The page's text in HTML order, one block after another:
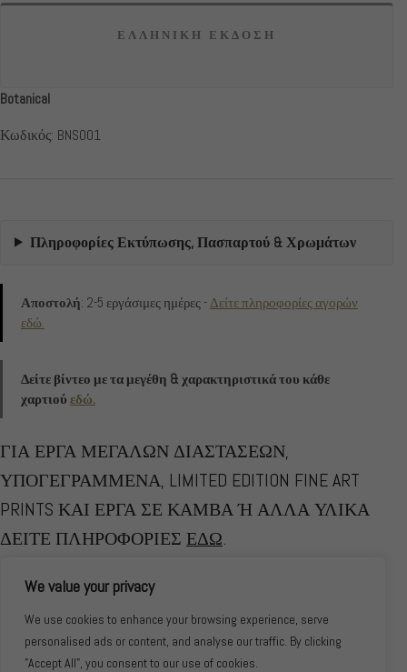
We value your privacy
We use cookies to enhance your browsing experience, serve
personalised ads or content, and analyse our traffic. By clicking
"Accept All", you consent to our use of cookies.
ΕΛΛΗΝΙΚΗ ΕΚΔΟΣΗ
Botanical
Κωδικός: BNS001
Πληροφορίες Εκτύπωσης, Πασπαρτού & Χρωμάτων
Αποστολή: 2-5 εργάσιμες ημέρες - Δείτε πληροφορίες αγορών
εδώ.
Δείτε βίντεο με τα μεγέθη & χαρακτηριστικά του κάθε
χαρτιού εδώ.
ΓΙΑ ΕΡΓΑ ΜΕΓΑΛΩΝ ΔΙΑΣΤΑΣΕΩΝ,
ΥΠΟΓΕΓΡΑΜΜΕΝΑ, LIMITED EDITION FINE ART
PRINTS ΚΑΙ ΕΡΓΑ ΣΕ ΚΑΜΒΑ Ή ΑΛΛΑ ΥΛΙΚΑ
ΔΕΙΤΕ ΠΛΗΡΟΦΟΡΙΕΣ ΕΔΩ.
Konstans ZafeiriAwarded Fine Art Photography